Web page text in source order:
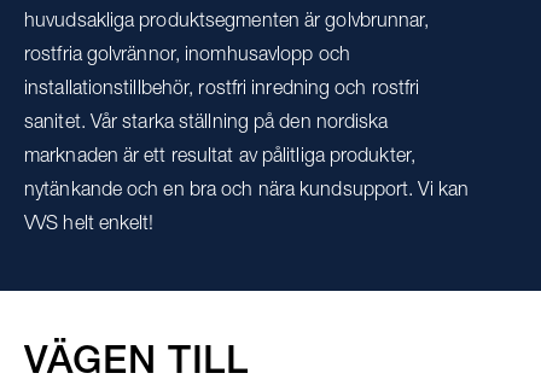
huvudsakliga produktsegmenten är golvbrunnar,
rostfria golvrännor, inomhusavlopp och
installationstillbehör, rostfri inredning och rostfri
sanitet. Vår starka ställning på den nordiska
marknaden är ett resultat av pålitliga produkter,
nytänkande och en bra och nära kundsupport. Vi kan
VVS helt enkelt!
VÄGEN TILL